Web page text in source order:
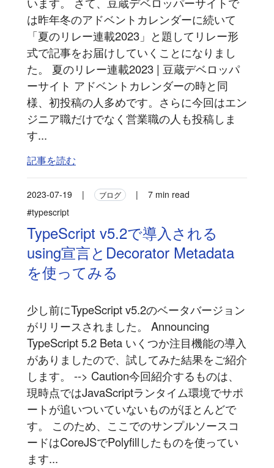
は昨年冬のアドベントカレンダーに続いて
「夏のリレー連載2023」と題してリレー形
式で記事をお届けしていくことになりまし
た。 夏のリレー連載2023 | 豆蔵デベロッパ
ーサイト アドベントカレンダーの時と同
様、初投稿の人多めです。さらに今回はエン
ジニア職だけでなく営業職の人も投稿しま
す...
記事を読む
2023-07-19 | ブログ |
7 min read
#typescript
TypeScript v5.2で導入される
using宣言とDecorator Metadata
を使ってみる
少し前にTypeScript v5.2のベータバージョン
がリリースされました。 Announcing
TypeScript 5.2 Beta いくつか注目機能の導入
がありましたので、試してみた結果をご紹介
します。 --> Caution今回紹介するものは、
現時点ではJavaScriptランタイム環境でサポ
ートが追いついていないものがほとんどで
す。 このため、ここでのサンプルソースコ
ードはCoreJSでPolyfillしたものを使ってい
ます...